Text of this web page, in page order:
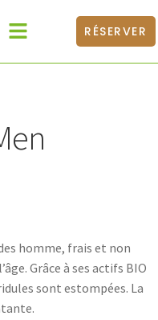
RÉSERVER
homme, frais et non
Grâce à ses actifs BIO
sont estompées. La